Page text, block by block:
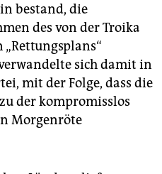
bestand, die
des von der Troika
sich damit in
mit der Folge, dass die
der kompromisslos
Morgenröte